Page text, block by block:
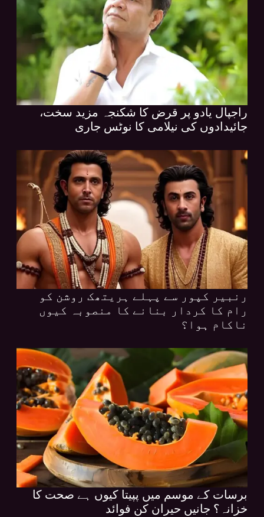
راجپال یادو پر قرض کا شکنجہ مزید سخت،
جائیدادوں کی نیلامی کا نوٹس جاری
رنبیر کپور سے پہلے ہریتھک روشن کو
رام کا کردار بنانے کا منصوبہ کیوں
ناکام ہوا؟
برسات کے موسم میں پپیتا کیوں ہے صحت کا
خزانہ؟ جانیں حیران کن فوائد